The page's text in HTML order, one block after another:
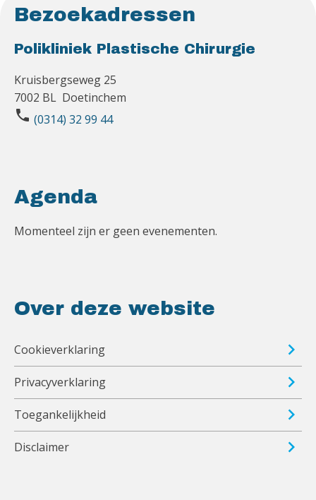
Bezoekadressen
Polikliniek Plastische Chirurgie
Kruisbergseweg 25
7002 BL Doetinchem
phone (0314) 32 99 44
Agenda
Momenteel zijn er geen evenementen.
Over deze website
Cookieverklaring
Privacyverklaring
Toegankelijkheid
Disclaimer